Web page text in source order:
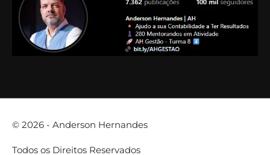
© 2026 - Anderson Hernandes
Todos os Direitos Reservados